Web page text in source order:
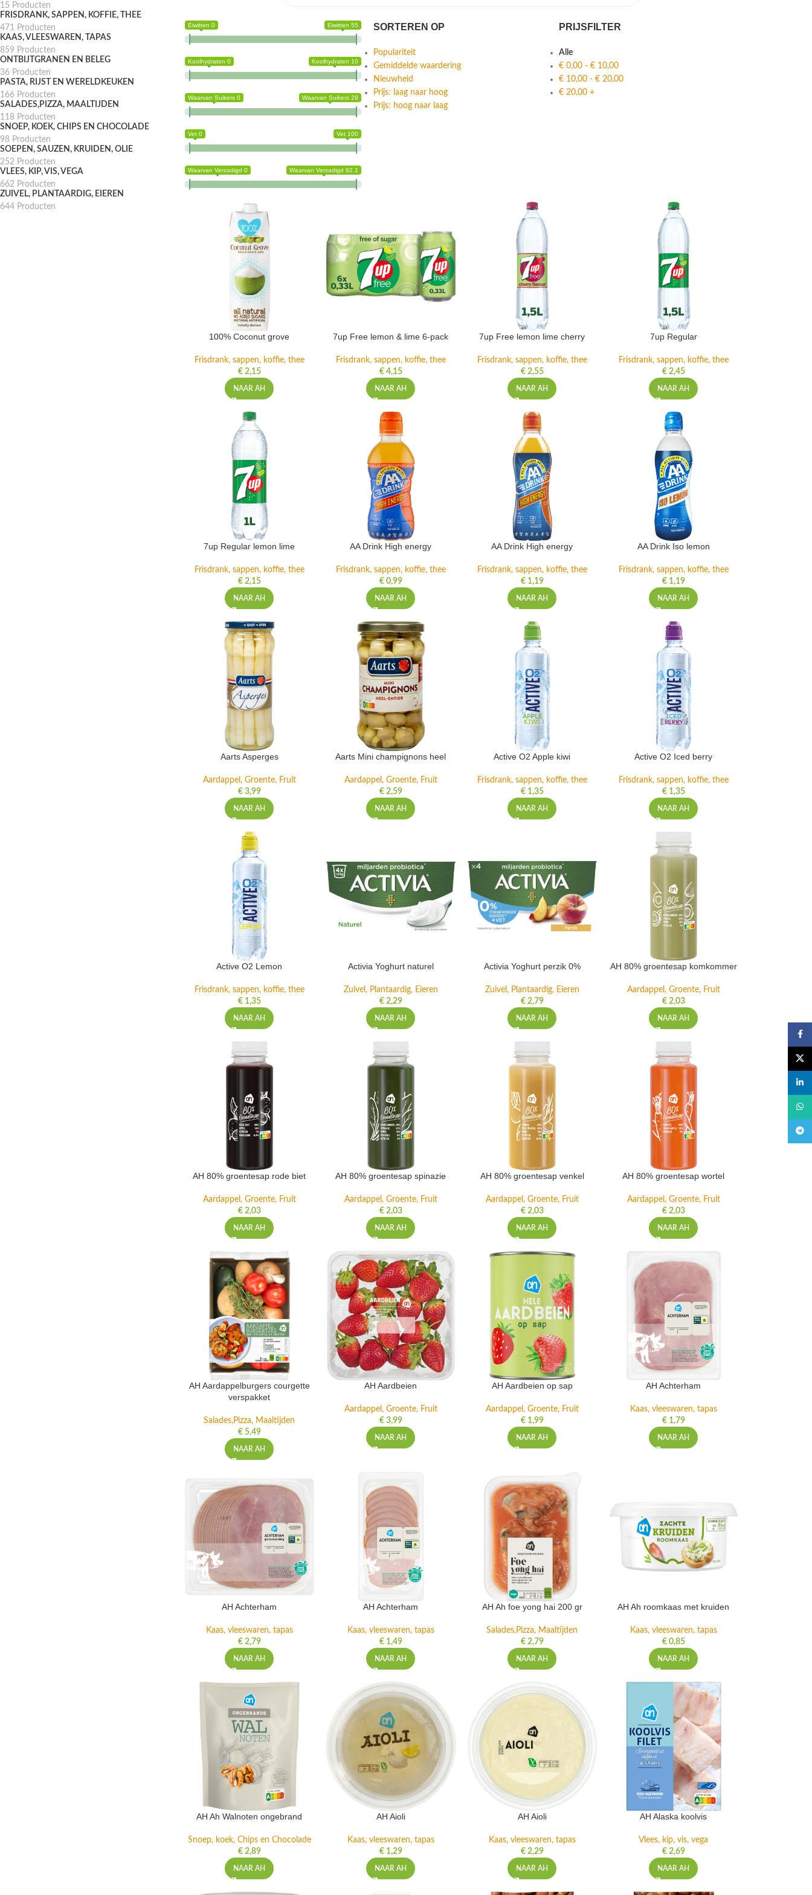
15 Producten
FRISDRANK, SAPPEN, KOFFIE, THEE
471 Producten
KAAS, VLEESWAREN, TAPAS
859 Producten
ONTBIJTGRANEN EN BELEG
36 Producten
PASTA, RIJST EN WERELDKEUKEN
166 Producten
SALADES,PIZZA, MAALTIJDEN
118 Producten
SNOEP, KOEK, CHIPS EN CHOCOLADE
98 Producten
SOEPEN, SAUZEN, KRUIDEN, OLIE
252 Producten
VLEES, KIP, VIS, VEGA
662 Producten
ZUIVEL, PLANTAARDIG, EIEREN
644 Producten
Eiwitten 0 Eiwitten 55
Koolhydraten 0 Koolhydraten 10
Waarvan Suikers 0 Waarvan Suikers 29
Vet 0 Vet 100
Waarvan Verzadigd 0 Waarvan Verzadigd 92.1
SORTEREN OP
Populariteit
Gemiddelde waardering
Nieuwheid
Prijs: laag naar hoog
Prijs: hoog naar laag
PRIJSFILTER
Alle
€0,00- €10,00
€10,00- €20,00
€20,00+
100% Coconut grove
Frisdrank, sappen, koffie, thee
€2,15
NAAR AH
7up Free lemon & lime 6-pack
Frisdrank, sappen, koffie, thee
€4,15
NAAR AH
7up Free lemon lime cherry
Frisdrank, sappen, koffie, thee
€2,55
NAAR AH
7up Regular
Frisdrank, sappen, koffie, thee
€2,45
NAAR AH
7up Regular lemon lime
Frisdrank, sappen, koffie, thee
€2,15
NAAR AH
AA Drink High energy
Frisdrank, sappen, koffie, thee
€0,99
NAAR AH
AA Drink High energy
Frisdrank, sappen, koffie, thee
€1,19
NAAR AH
AA Drink Iso lemon
Frisdrank, sappen, koffie, thee
€1,19
NAAR AH
Aarts Asperges
Aardappel, Groente, Fruit
€3,99
NAAR AH
Aarts Mini champignons heel
Aardappel, Groente, Fruit
€2,59
NAAR AH
Active O2 Apple kiwi
Frisdrank, sappen, koffie, thee
€1,35
NAAR AH
Active O2 Iced berry
Frisdrank, sappen, koffie, thee
€1,35
NAAR AH
Active O2 Lemon
Frisdrank, sappen, koffie, thee
€1,35
NAAR AH
Activia Yoghurt naturel
Zuivel, Plantaardig, Eieren
€2,29
NAAR AH
Activia Yoghurt perzik 0%
Zuivel, Plantaardig, Eieren
€2,79
NAAR AH
AH 80% groentesap komkommer
Aardappel, Groente, Fruit
€2,03
NAAR AH
AH 80% groentesap rode biet
Aardappel, Groente, Fruit
€2,03
NAAR AH
AH 80% groentesap spinazie
Aardappel, Groente, Fruit
€2,03
NAAR AH
AH 80% groentesap venkel
Aardappel, Groente, Fruit
€2,03
NAAR AH
AH 80% groentesap wortel
Aardappel, Groente, Fruit
€2,03
NAAR AH
AH Aardappelburgers courgette
verspakket
Salades,Pizza, Maaltijden
€5,49
NAAR AH
AH Aardbeien
Aardappel, Groente, Fruit
€3,99
NAAR AH
AH Aardbeien op sap
Aardappel, Groente, Fruit
€1,99
NAAR AH
AH Achterham
Kaas, vleeswaren, tapas
€1,79
NAAR AH
AH Achterham
Kaas, vleeswaren, tapas
€2,79
NAAR AH
AH Achterham
Kaas, vleeswaren, tapas
€1,49
NAAR AH
AH Ah foe yong hai 200 gr
Salades,Pizza, Maaltijden
€2,79
NAAR AH
AH Ah roomkaas met kruiden
Kaas, vleeswaren, tapas
€0,85
NAAR AH
AH Ah Walnoten ongebrand
Snoep, koek, Chips en Chocolade
€2,89
NAAR AH
AH Aioli
Kaas, vleeswaren, tapas
€1,29
NAAR AH
AH Aioli
Kaas, vleeswaren, tapas
€2,29
NAAR AH
AH Alaska koolvis
Vlees, kip, vis, vega
€2,69
NAAR AH